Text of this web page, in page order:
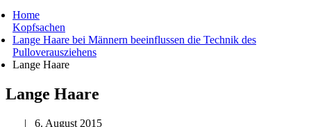
Home
Kopfsachen
Lange Haare bei Männern beeinflussen die Technik des
Pulloverausziehens
Lange Haare
Lange Haare
| 6. August 2015